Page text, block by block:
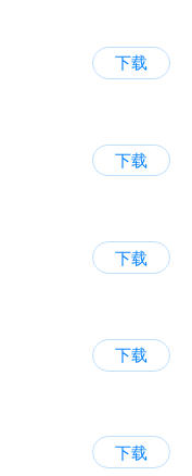
下载
下载
下载
下载
下载